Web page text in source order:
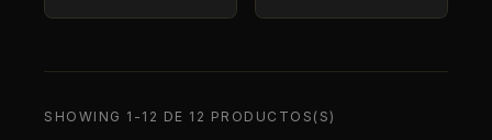
SHOWING 1-12 DE 12 PRODUCTOS(S)